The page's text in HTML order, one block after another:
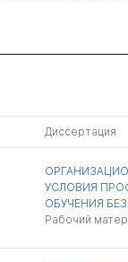
Диссертация
УСЛОВИЯ
ОБУЧЕНИЯ
Рабочий